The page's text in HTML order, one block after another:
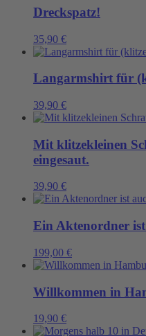
Dreckspatz!
35,90 €
Langarmshirt für
39,90 €
Mit klitzekleinen
eingesaut.
39,90 €
Ein Aktenordner
199,00 €
Willkommen in
19,90 €